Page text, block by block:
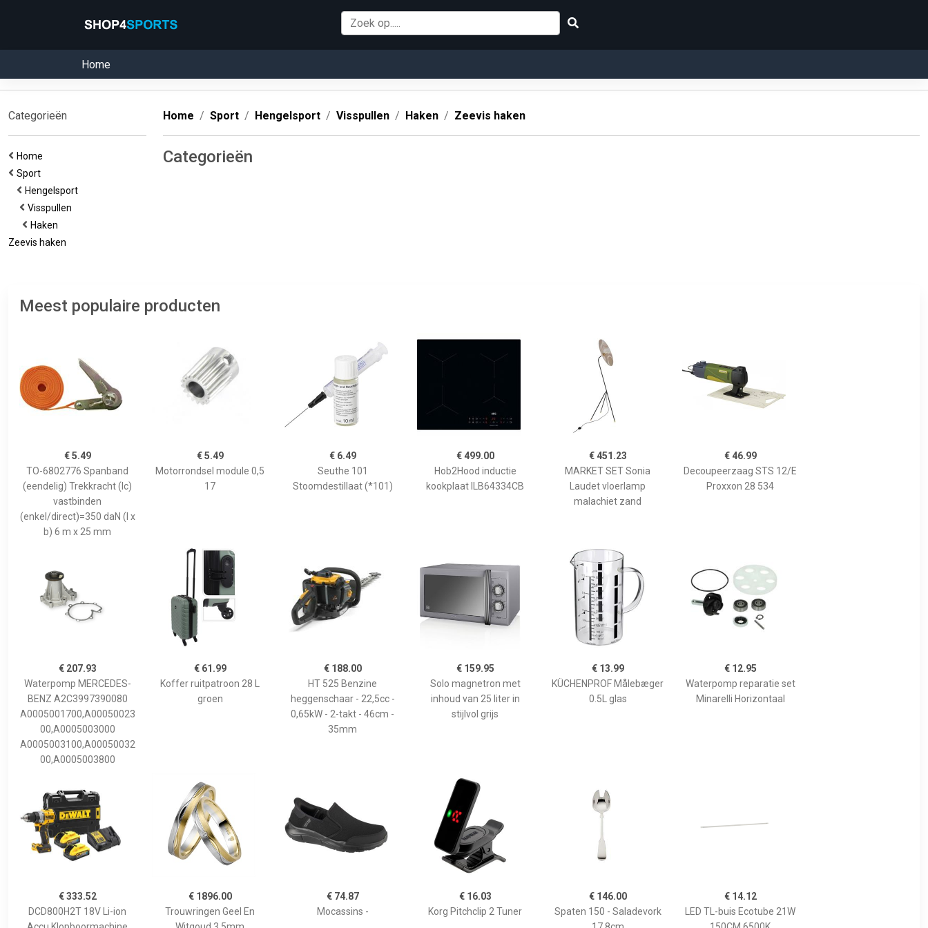
Home
Categorieën
Home
Sport
Hengelsport
Visspullen
Haken
Zeevis haken
Home Sport Hengelsport Visspullen Haken Zeevis haken
Categorieën
Meest populaire producten
€ 5.49
TO-6802776 Spanband
(eendelig) Trekkracht (lc)
vastbinden
(enkel/direct)=350 daN (l x
b) 6 m x 25 mm
€ 5.49
Motorrondsel module 0,5
17
€ 6.49
Seuthe 101
Stoomdestillaat (*101)
€ 499.00
Hob2Hood inductie
kookplaat ILB64334CB
€ 451.23
MARKET SET Sonia
Laudet vloerlamp
malachiet zand
€ 46.99
Decoupeerzaag STS 12/E
Proxxon 28 534
€ 207.93
Waterpomp MERCEDES-
BENZ A2C3997390080
A0005001700,A00050023
00,A0005003000
A0005003100,A00050032
00,A0005003800
€ 61.99
Koffer ruitpatroon 28 L
groen
€ 188.00
HT 525 Benzine
heggenschaar - 22,5cc -
0,65kW - 2-takt - 46cm -
35mm
€ 159.95
Solo magnetron met
inhoud van 25 liter in
stijlvol grijs
€ 13.99
KÜCHENPROF Målebæger
0.5L glas
€ 12.95
Waterpomp reparatie set
Minarelli Horizontaal
€ 333.52
DCD800H2T 18V Li-ion
€ 1896.00
Trouwringen Geel En
€ 74.87
Mocassins -
€ 16.03
Korg Pitchclip 2 Tuner
€ 146.00
Spaten 150 - Saladevork
€ 14.12
LED TL-buis Ecotube 21W